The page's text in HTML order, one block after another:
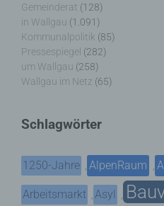
Gemeinderat (128)
in Wallgau (1.091)
Kommunalpolitik (85)
Pressespiegel (282)
um Wallgau (258)
Wallgau im Netz (65)
Schlagwörter
1250-Jahre , AlpenRaum ,
Arbeitsmarkt ,Asyl ,